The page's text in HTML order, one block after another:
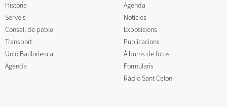
Història
Serveis
Consell de poble
Transport
Unió Batllorienca
Agenda
Agenda
Notícies
Exposicions
Publicacions
Àlbums de fotos
Formularis
Ràdio Sant Celoni